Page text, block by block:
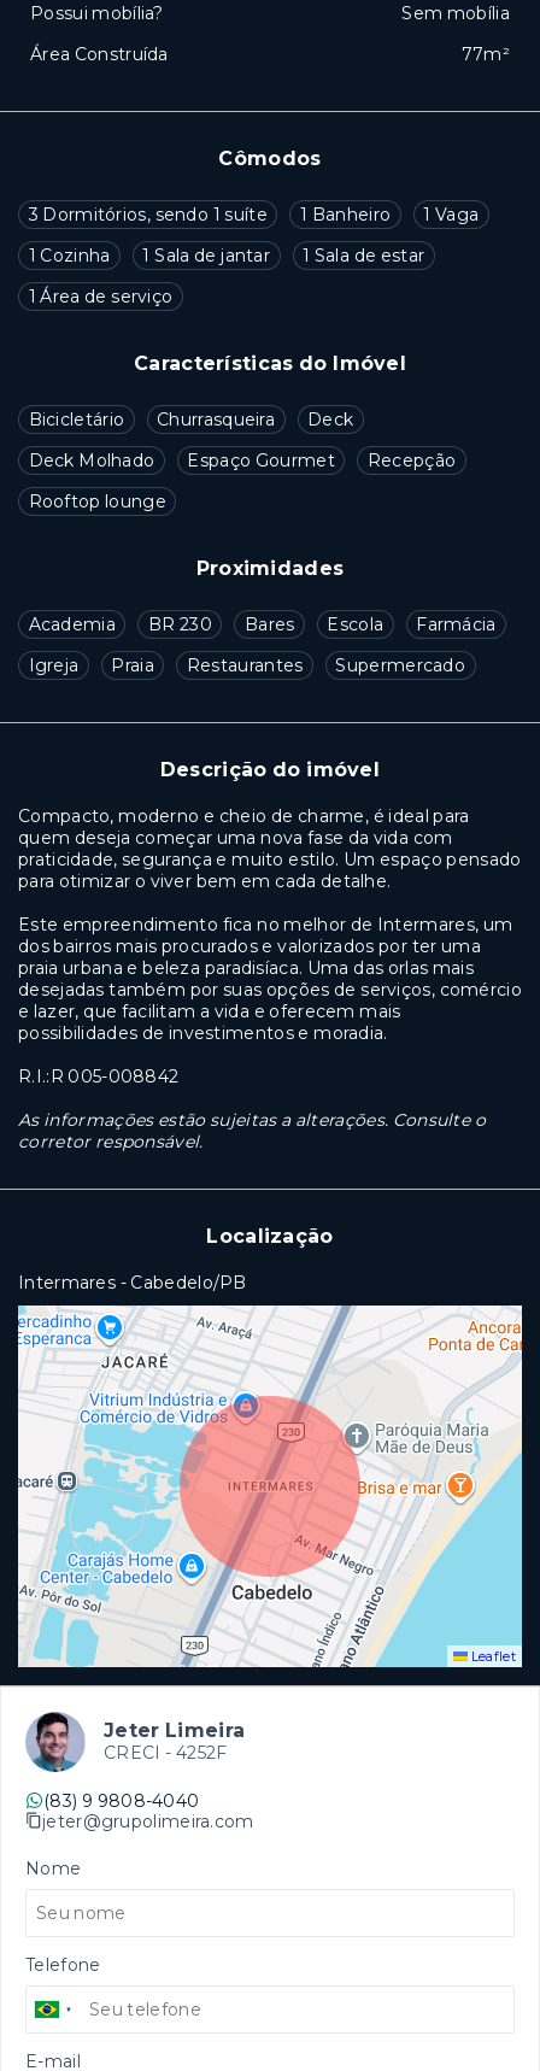
Cômodos
3 Dormitórios, sendo 1 suíte 1 Banheiro
1 Vaga
1 Cozinha
1 Sala de jantar
1 Sala de estar
1 Área de serviço
Características do Imóvel
Bicicletário Churrasqueira
Deck
Deck Molhado
Espaço Gourmet
Recepção
Rooftop lounge
Proximidades
Academia BR 230 Bares Escola
Farmácia
Igreja
Praia Restaurantes Supermercado
Descrição do imóvel
Compacto, moderno e cheio de charme, é ideal para
quem deseja começar uma nova fase da vida com
praticidade, segurança e muito estilo. Um espaço pensado
para otimizar o viver bem em cada detalhe.
Este empreendimento fica no melhor de Intermares, um
dos bairros mais procurados e valorizados por ter uma
praia urbana e beleza paradisíaca. Uma das orlas mais
desejadas também por suas opções de serviços, comércio
e lazer, que facilitam a vida e oferecem mais
possibilidades de investimentos e moradia.
R.I.:R 005-008842
As informações estão sujeitas a alterações. Consulte o
corretor responsável.
Localização
Intermares - Cabedelo/PB
Leaflet
Possui mobília?
Sem mobília
Área Construída
77m²
Jeter Limeira
CRECI - 4252F
(83) 9 9808-4040
jeter@grupolimeira.com
Nome
Telefone
E-mail